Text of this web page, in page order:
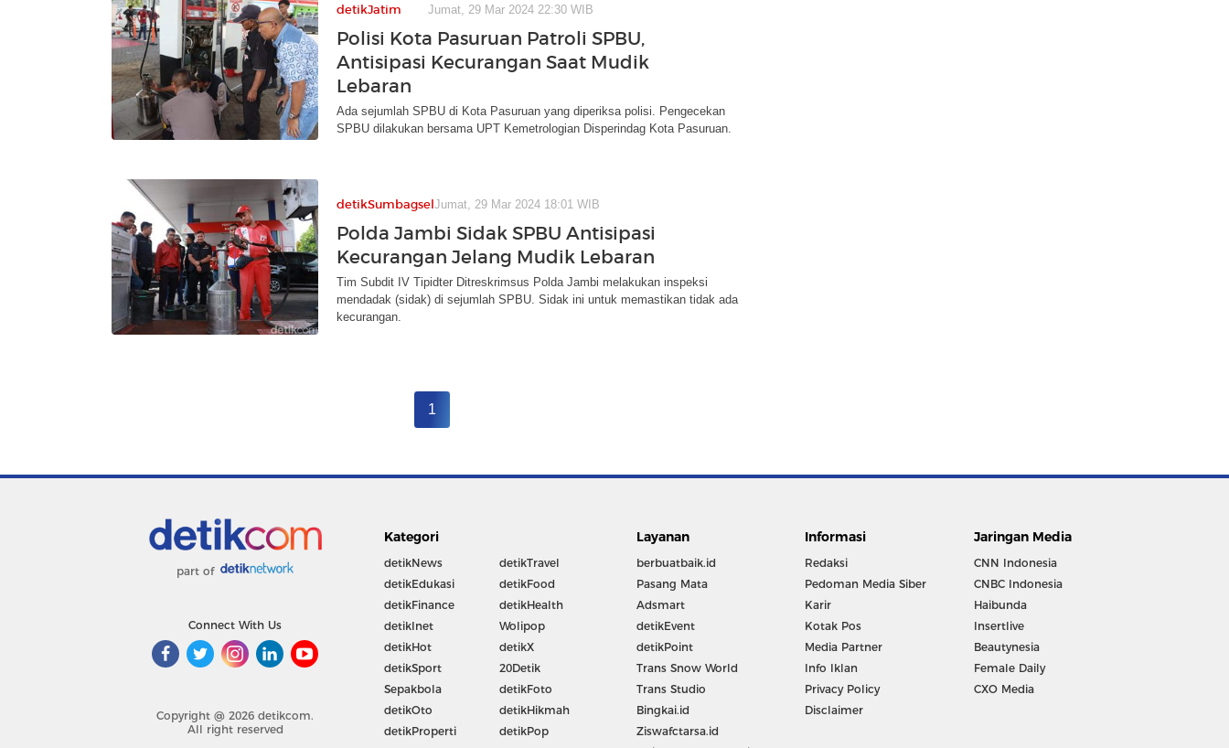
detikJatim Jumat, 29 Mar 2024 22:30 WIB
Polisi Kota Pasuruan Patroli SPBU,
Antisipasi Kecurangan Saat Mudik
Lebaran
Ada sejumlah SPBU di Kota Pasuruan yang diperiksa polisi. Pengecekan
SPBU dilakukan bersama UPT Kemetrologian Disperindag Kota Pasuruan.
detikSumbagselJumat, 29 Mar 2024 18:01 WIB
Polda Jambi Sidak SPBU Antisipasi
Kecurangan Jelang Mudik Lebaran
Tim Subdit IV Tipidter Ditreskrimsus Polda Jambi melakukan inspeksi
mendadak (sidak) di sejumlah SPBU. Sidak ini untuk memastikan tidak ada
kecurangan.
1
part of
Connect With Us
Copyright @ 2026 detikcom.
All right reserved
Kategori
detikNews
detikEdukasi
detikFinance
detikInet
detikHot
detikSport
Sepakbola
detikOto
detikProperti
detikTravel
detikFood
detikHealth
Wolipop
detikX
20Detik
detikFoto
detikHikmah
detikPop
Layanan
berbuatbaik.id
Pasang Mata
Adsmart
detikEvent
detikPoint
Trans Snow World
Trans Studio
Bingkai.id
Ziswafctarsa.id
Informasi
Redaksi
Pedoman Media Siber
Karir
Kotak Pos
Media Partner
Info Iklan
Privacy Policy
Disclaimer
Jaringan Media
CNN Indonesia
CNBC Indonesia
Haibunda
Insertlive
Beautynesia
Female Daily
CXO Media